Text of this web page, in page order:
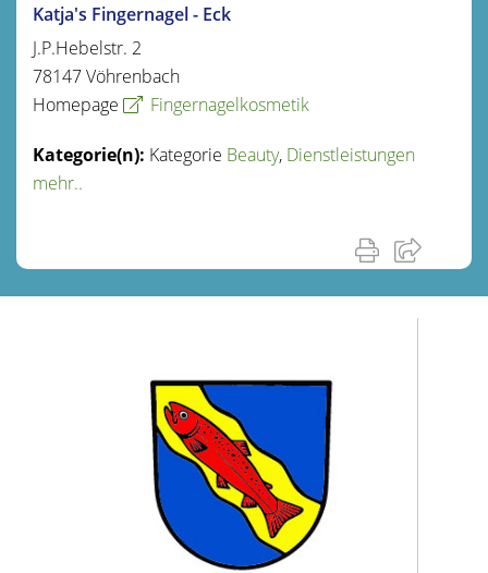
Katja's Fingernagel - Eck
J.P.Hebelstr. 2
78147Vöhrenbach
Homepage
Fingernagelkosmetik
Kategorie Beauty, Dienstleistungen
mehr..